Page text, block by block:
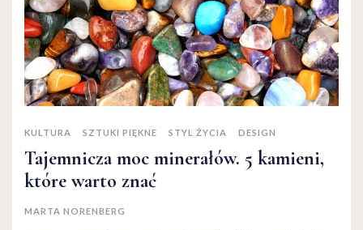
KULTURA SZTUKI PIĘKNE STYL ŻYCIA DESIGN
Tajemnicza moc minerałów. 5 kamieni,
które warto znać
MARTA NORENBERG